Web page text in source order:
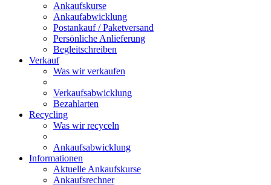
Ankaufskurse
Ankaufabwicklung
Postankauf / Paketversand
Persönliche Anlieferung
Begleitschreiben
Verkauf
Was wir verkaufen
Verkaufsabwicklung
Bezahlarten
Recycling
Was wir recyceln
Ankaufsabwicklung
Informationen
Aktuelle Ankaufskurse
Ankaufsrechner